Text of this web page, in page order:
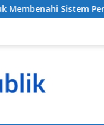
Perlindungan Anak